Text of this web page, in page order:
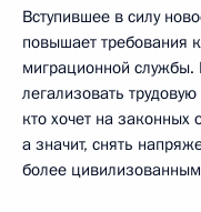
Вступившее в силу
повышает требования
миграционной
легализовать
кто хочет на законных
а значит, снять
более